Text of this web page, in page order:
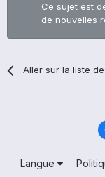
Ce sujet est
de nouvelles
Aller sur la liste
Langue